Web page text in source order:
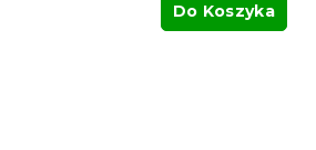
Do Koszyka